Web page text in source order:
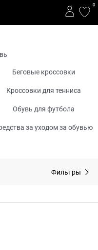
0
Беговые кроссовки
Кроссовки для тенниса
Обувь для футбола
за уходом за обувью
Фильтры